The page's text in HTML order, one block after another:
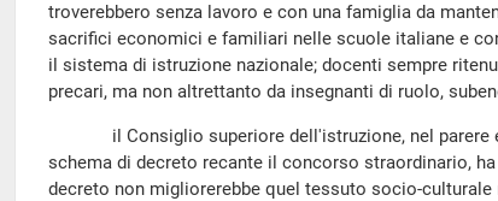
troverebbero senza lavoro e con una famiglia da
sacrifici economici e familiari nelle scuole italiane e
il sistema di istruzione nazionale; docenti sempre
precari, ma non altrettanto da insegnanti di ruolo,
il Consiglio superiore dell'istruzione, nel parere
schema di decreto recante il concorso straordinario,
decreto non migliorerebbe quel tessuto socio-